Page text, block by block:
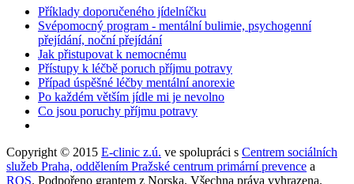
Příklady doporučeného jídelníčku
Svépomocný program - mentální bulimie, psychogenní
přejídání, noční přejídání
Jak přistupovat k nemocnému
Přístupy k léčbě poruch příjmu potravy
Případ úspěšné léčby mentální anorexie
Po každém větším jídle mi je nevolno
Co jsou poruchy příjmu potravy
Copyright © 2015 E-clinic z.ú. ve spolupráci s Centrem sociálních
služeb Praha, oddělením Pražské centrum primární prevence a
ROS. Podpořeno grantem z Norska. Všechna práva vyhrazena.